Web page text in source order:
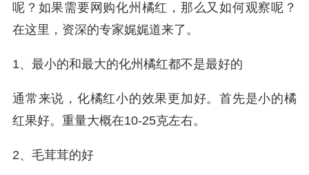
呢？如果需要网购化州橘红，那么又如何观察呢？
在这里，资深的专家娓娓道来了。
1、最小的和最大的化州橘红都不是最好的
通常来说，化橘红小的效果更加好。首先是小的橘
红果好。重量大概在10-25克左右。
2、毛茸茸的好